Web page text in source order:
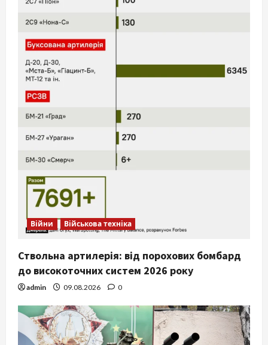
Війни Військова техніка
Ствольна артилерія: від порохових бомбард
до високоточних систем 2026 року
admin 09.08.2026 0